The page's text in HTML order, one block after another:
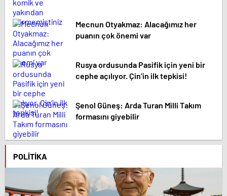
Mecnun Otyakmaz: Alacağımız her
puanın çok önemi var
Rusya ordusunda Pasifik için yeni bir
cephe açılıyor. Çin’in ilk tepkisi!
Şenol Güneş: Arda Turan Milli Takım
formasını giyebilir
POLITIKA